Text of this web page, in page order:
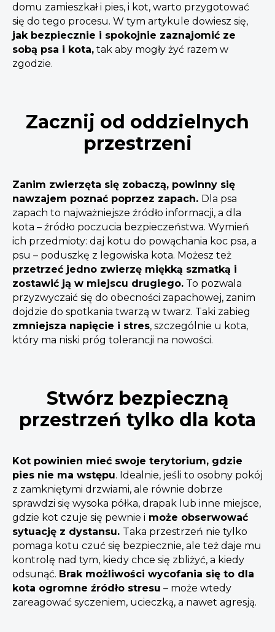
domu zamieszkał i pies, i kot, warto przygotować
się do tego procesu. W tym artykule dowiesz się,
jak bezpiecznie i spokojnie zaznajomić ze
sobą psa i kota, tak aby mogły żyć razem w
zgodzie.
Zacznij od oddzielnych
przestrzeni
Zanim zwierzęta się zobaczą, powinny się
nawzajem poznać poprzez zapach. Dla psa
zapach to najważniejsze źródło informacji, a dla
kota – źródło poczucia bezpieczeństwa. Wymień
ich przedmioty: daj kotu do powąchania koc psa, a
psu – poduszkę z legowiska kota. Możesz też
przetrzeć jedno zwierzę miękką szmatką i
zostawić ją w miejscu drugiego. To pozwala
przyzwyczaić się do obecności zapachowej, zanim
dojdzie do spotkania twarzą w twarz. Taki zabieg
zmniejsza napięcie i stres, szczególnie u kota,
który ma niski próg tolerancji na nowości.
Stwórz bezpieczną
przestrzeń tylko dla kota
Kot powinien mieć swoje terytorium, gdzie
pies nie ma wstępu. Idealnie, jeśli to osobny pokój
z zamkniętymi drzwiami, ale równie dobrze
sprawdzi się wysoka półka, drapak lub inne miejsce,
gdzie kot czuje się pewnie i może obserwować
sytuację z dystansu. Taka przestrzeń nie tylko
pomaga kotu czuć się bezpiecznie, ale też daje mu
kontrolę nad tym, kiedy chce się zbliżyć, a kiedy
odsunąć. Brak możliwości wycofania się to dla
kota ogromne źródło stresu – może wtedy
zareagować syczeniem, ucieczką, a nawet agresją.